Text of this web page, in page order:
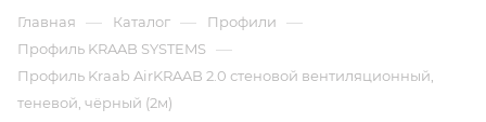
Главная — Каталог — Профили —
Профиль KRAAB SYSTEMS —
Профиль Kraab AirKRAAB 2.0 стеновой вентиляционный,
теневой, чёрный (2м)